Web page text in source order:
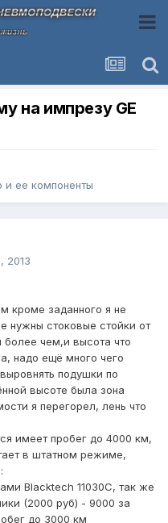
на импрезу GE
ее компоненты
2013
кроме заданного я не
нужны стоковые стойки от
чем,и высота что
надо ещё много чего
подушки по
высоте была зона
я перегорел, лень что
имеет пробег до 4000 км,
в штатном режиме,
Blacktech 11030C, так же
(2000 руб) - 9000 за
до 3000 км